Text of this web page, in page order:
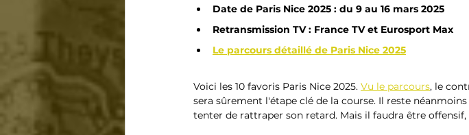
Date de Paris Nice 2025 : du 9 au 16 mars 2025
Retransmission TV : France TV et Eurosport Max
Le parcours détaillé de Paris Nice 2025
Voici les 10 favoris Paris Nice 2025. Vu le parcours, le
sera sûrement l'étape clé de la course. Il reste
tenter de rattraper son retard. Mais il faudra être